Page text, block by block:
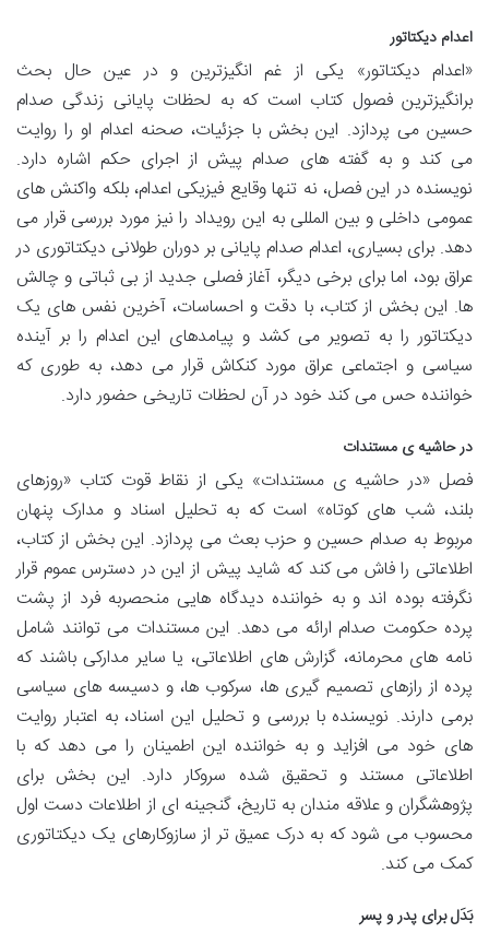
اعدام دیکتاتور
«اعدام دیکتاتور» یکی از غم انگیزترین و در عین حال بحث
برانگیزترین فصول کتاب است که به لحظات پایانی زندگی صدام
حسین می پردازد. این بخش با جزئیات، صحنه اعدام او را روایت
می کند و به گفته های صدام پیش از اجرای حکم اشاره دارد.
نویسنده در این فصل، نه تنها وقایع فیزیکی اعدام، بلکه واکنش های
عمومی داخلی و بین المللی به این رویداد را نیز مورد بررسی قرار می
دهد. برای بسیاری، اعدام صدام پایانی بر دوران طولانی دیکتاتوری در
عراق بود، اما برای برخی دیگر، آغاز فصلی جدید از بی ثباتی و چالش
ها. این بخش از کتاب، با دقت و احساسات، آخرین نفس های یک
دیکتاتور را به تصویر می کشد و پیامدهای این اعدام را بر آینده
سیاسی و اجتماعی عراق مورد کنکاش قرار می دهد، به طوری که
خواننده حس می کند خود در آن لحظات تاریخی حضور دارد.
در حاشیه ی مستندات
فصل «در حاشیه ی مستندات» یکی از نقاط قوت کتاب «روزهای
بلند، شب های کوتاه» است که به تحلیل اسناد و مدارک پنهان
مربوط به صدام حسین و حزب بعث می پردازد. این بخش از کتاب،
اطلاعاتی را فاش می کند که شاید پیش از این در دسترس عموم قرار
نگرفته بوده اند و به خواننده دیدگاه هایی منحصربه فرد از پشت
پرده حکومت صدام ارائه می دهد. این مستندات می توانند شامل
نامه های محرمانه، گزارش های اطلاعاتی، یا سایر مدارکی باشند که
پرده از رازهای تصمیم گیری ها، سرکوب ها، و دسیسه های سیاسی
برمی دارند. نویسنده با بررسی و تحلیل این اسناد، به اعتبار روایت
های خود می افزاید و به خواننده این اطمینان را می دهد که با
اطلاعاتی مستند و تحقیق شده سروکار دارد. این بخش برای
پژوهشگران و علاقه مندان به تاریخ، گنجینه ای از اطلاعات دست اول
محسوب می شود که به درک عمیق تر از سازوکارهای یک دیکتاتوری
کمک می کند.
بَدَل برای پدر و پسر